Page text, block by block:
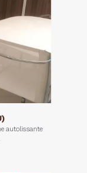
autolissante